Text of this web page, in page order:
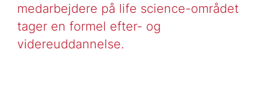
medarbejdere på life science-området
tager en formel efter- og
videreuddannelse.